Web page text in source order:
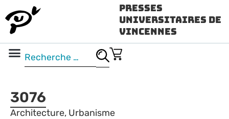
Presses
Universitaires de
Vincennes
3076
Architecture, Urbanisme